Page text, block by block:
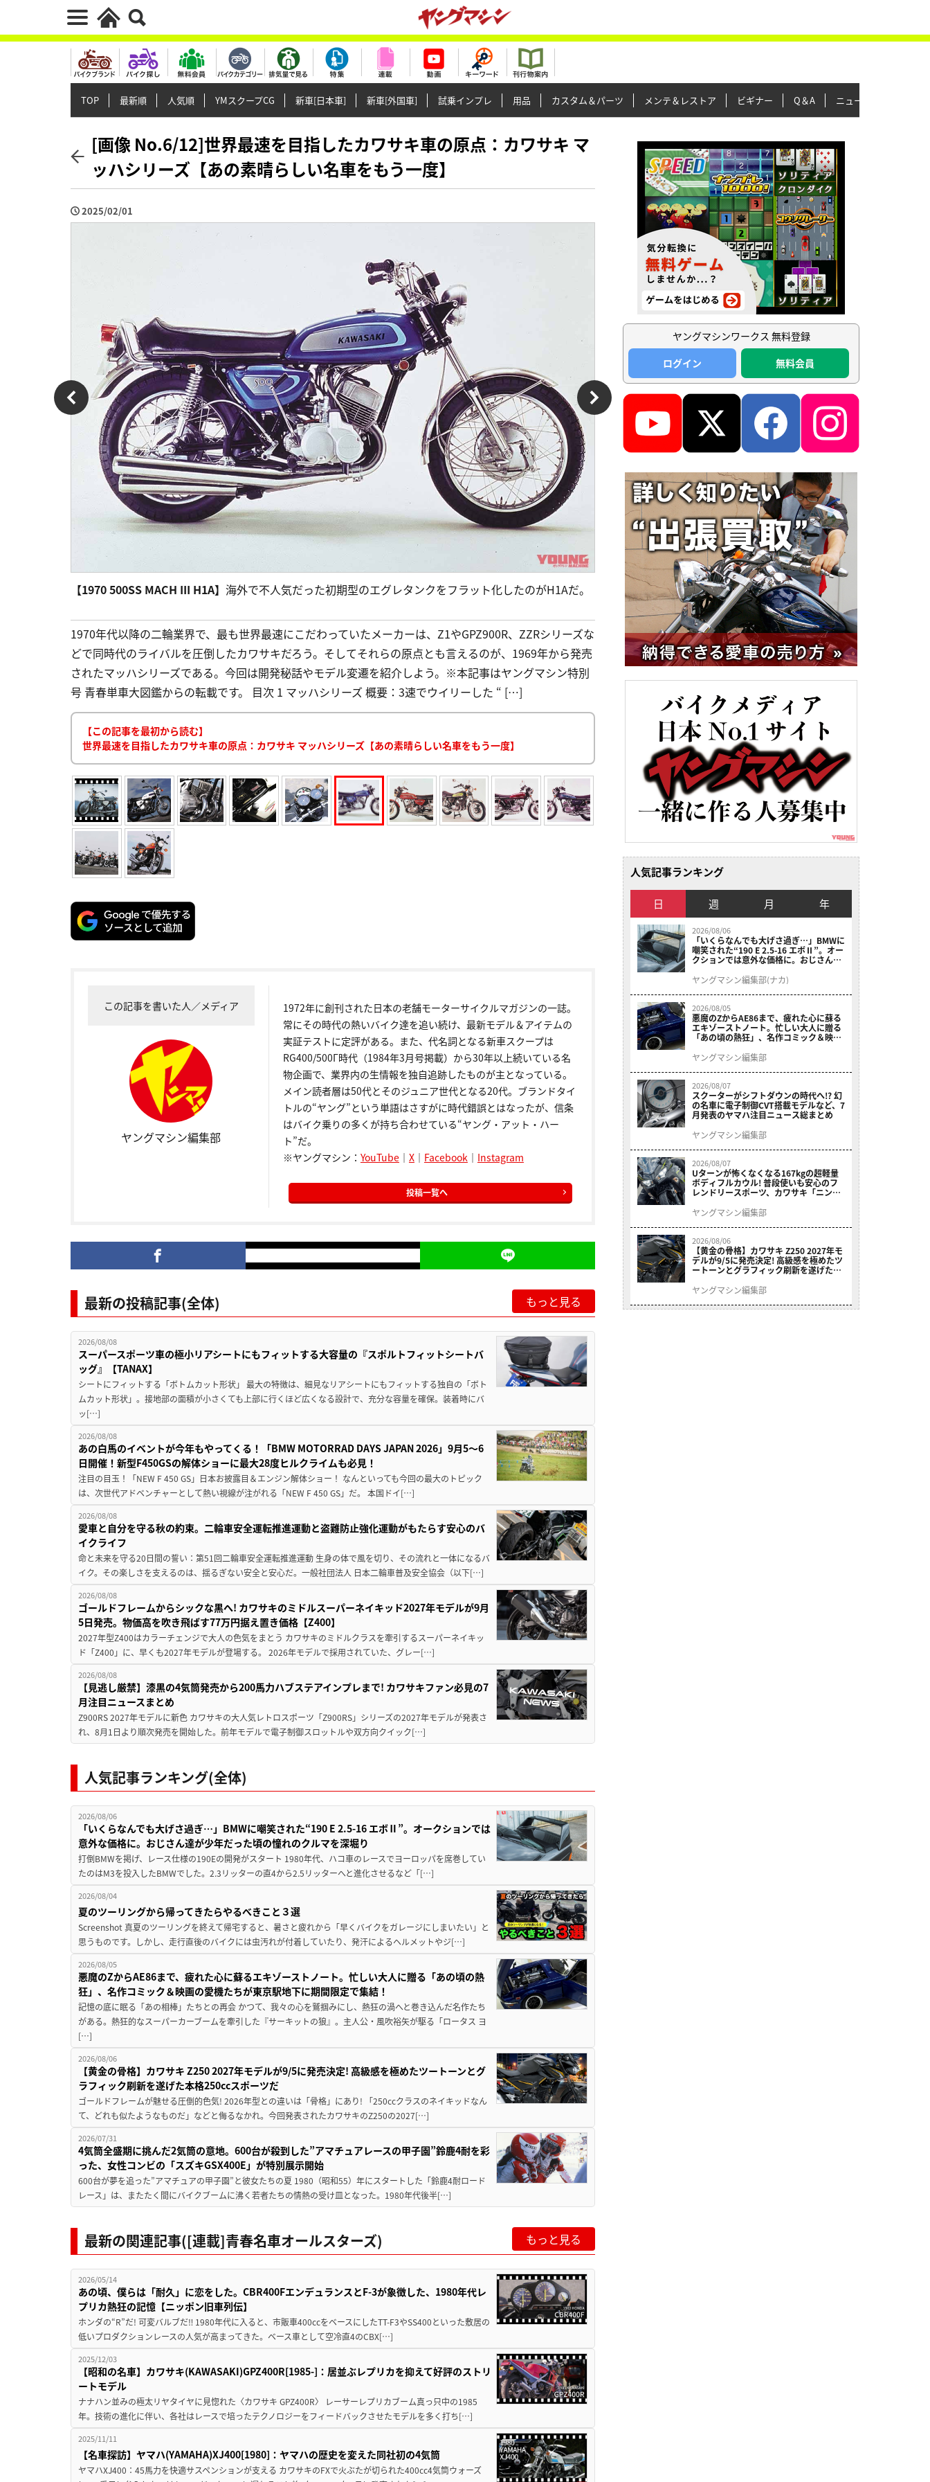
TOP 最新順 人気順 YMスクープCG 新車[日本車] 新車[外国車] 試乗インプレ 用品 カスタム＆パーツ メンテ＆レストア ビギナー Q＆A ニュース＆トピックス
[画像 No.6/12]世界最速を目指したカワサキ車の原点：カワサキ マ
ッハシリーズ【あの素晴らしい名車をもう一度】
2025/02/01
【1970 500SS MACH III H1A】 海外で不人気だった初期型のエグレタンクをフラット化したのがH1Aだ。
1970年代以降の二輪業界で、最も世界最速にこだわっていたメーカーは、Z1やGPZ900R、ZZRシリーズな
どで同時代のライバルを圧倒したカワサキだろう。そしてそれらの原点とも言えるのが、1969年から発売
されたマッハシリーズである。今回は開発秘話やモデル変遷を紹介しよう。※本記事はヤングマシン特別
号 青春単車大図鑑からの転載です。 目次 1 マッハシリーズ 概要：3速でウイリーした “ […]
【この記事を最初から読む】
世界最速を目指したカワサキ車の原点：カワサキ マッハシリーズ【あの素晴らしい名車をもう一度】
この記事を書いた人／メディア
ヤングマシン編集部
1972年に創刊された日本の老舗モーターサイクルマガジンの一誌。
常にその時代の熱いバイク達を追い続け、最新モデル＆アイテムの
実証テストに定評がある。また、代名詞となる新車スクープは
RG400/500Γ時代（1984年3月号掲載）から30年以上続いている名
物企画で、業界内の生情報を独自追跡したものが主となっている。
メイン読者層は50代とそのジュニア世代となる20代。ブランドタイ
トルの“ヤング”という単語はさすがに時代錯誤とはなったが、信条
はバイク乗りの多くが持ち合わせている“ヤング・アット・ハー
ト”だ。
※ヤングマシン： YouTube｜ X｜ Facebook｜ Instagram
投稿一覧へ
最新の投稿記事(全体) もっと見る
2026/08/08
スーパースポーツ車の極小リアシートにもフィットする大容量の『スポルトフィットシートバ
ッグ』【TANAX】
シートにフィットする「ボトムカット形状」 最大の特徴は、細見なリアシートにもフィットする独自の「ボト
ムカット形状」。接地部の面積が小さくても上部に行くほど広くなる設計で、充分な容量を確保。装着時にバ
ッ[…]
2026/08/08
あの白馬のイベントが今年もやってくる！「BMW MOTORRAD DAYS JAPAN 2026」9月5〜6
日開催！新型F450GSの解体ショーに最大28度ヒルクライムも必見！
注目の目玉！「NEW F 450 GS」日本お披露目＆エンジン解体ショー！ なんといっても今回の最大のトピック
は、次世代アドベンチャーとして熱い視線が注がれる「NEW F 450 GS」だ。 本国ドイ[…]
2026/08/08
愛車と自分を守る秋の約束。二輪車安全運転推進運動と盗難防止強化運動がもたらす安心のバ
イクライフ
命と未来を守る20日間の誓い：第51回二輪車安全運転推進運動 生身の体で風を切り、その流れと一体になるバ
イク。その楽しさを支えるのは、揺るぎない安全と安心だ。一般社団法人 日本二輪車普及安全協会（以下[…]
2026/08/08
ゴールドフレームからシックな黒へ! カワサキのミドルスーパーネイキッド2027年モデルが9月
5日発売。物価高を吹き飛ばす77万円据え置き価格【Z400】
2027年型Z400はカラーチェンジで大人の色気をまとう カワサキのミドルクラスを牽引するスーパーネイキッ
ド「Z400」に、早くも2027年モデルが登場する。 2026年モデルで採用されていた、グレー[…]
2026/08/08
【見逃し厳禁】漆黒の4気筒発売から200馬力ハブステアインプレまで! カワサキファン必見の7
月注目ニュースまとめ
Z900RS 2027年モデルに新色 カワサキの大人気レトロスポーツ「Z900RS」シリーズの2027年モデルが発表さ
れ、8月1日より順次発売を開始した。前年モデルで電子制御スロットルや双方向クイック[…]
人気記事ランキング(全体)
2026/08/06
「いくらなんでも大げさ過ぎ…」BMWに嘲笑された“190 E 2.5-16 エボⅡ”。オークションでは
意外な価格に。おじさん達が少年だった頃の憧れのクルマを深堀り
打倒BMWを掲げ、レース仕様の190Eの開発がスタート 1980年代、ハコ車のレースでヨーロッパを席巻してい
たのはM3を投入したBMWでした。2.3リッターの直4から2.5リッターへと進化させるなど「[…]
2026/08/04
夏のツーリングから帰ってきたらやるべきこと３選
Screenshot 真夏のツーリングを終えて帰宅すると、暑さと疲れから「早くバイクをガレージにしまいたい」と
思うものです。しかし、走行直後のバイクには虫汚れが付着していたり、発汗によるヘルメットやジ[…]
2026/08/05
悪魔のZからAE86まで、疲れた心に蘇るエキゾーストノート。忙しい大人に贈る「あの頃の熱
狂」、名作コミック＆映画の愛機たちが東京駅地下に期間限定で集結！
記憶の底に眠る「あの相棒」たちとの再会 かつて、我々の心を鷲掴みにし、熱狂の渦へと巻き込んだ名作たち
がある。熱狂的なスーパーカーブームを牽引した『サーキットの狼』。主人公・風吹裕矢が駆る「ロータス ヨ
[…]
2026/08/06
【黄金の骨格】カワサキ Z250 2027年モデルが9/5に発売決定! 高級感を極めたツートーンとグ
ラフィック刷新を遂げた本格250ccスポーツだ
ゴールドフレームが魅せる圧倒的色気! 2026年型との違いは「骨格」にあり! 「250ccクラスのネイキッドなん
て、どれも似たようなものだ」などと侮るなかれ。今回発表されたカワサキのZ250の2027[…]
2026/07/31
4気筒全盛期に挑んだ2気筒の意地。600台が殺到した”アマチュアレースの甲子園”鈴鹿4耐を彩
った、女性コンビの「スズキGSX400E」が特別展示開始
600台が夢を追った”アマチュアの甲子園”と彼女たちの夏 1980（昭和55）年にスタートした「鈴鹿4耐ロード
レース」は、またたく間にバイクブームに沸く若者たちの情熱の受け皿となった。1980年代後半[…]
最新の関連記事([連載]青春名車オールスターズ) もっと見る
2026/05/14
あの頃、僕らは「耐久」に恋をした。CBR400FエンデュランスとF-3が象徴した、1980年代レ
プリカ熱狂の記憶【ニッポン旧車列伝】
ホンダの“R”だ! 可変バルブだ‼ 1980年代に入ると、市販車400ccをベースにしたTT-F3やSS400といった敷居の
低いプロダクションレースの人気が高まってきた。ベース車として空冷直4のCBX[…]
2025/12/03
【昭和の名車】カワサキ(KAWASAKI)GPZ400R[1985-]：居並ぶレプリカを抑えて好評のストリ
ートモデル
ナナハン並みの極太リヤタイヤに見惚れた〈カワサキ GPZ400R〉 レーサーレプリカブーム真っ只中の1985
年。技術の進化に伴い、各社はレースで培ったテクノロジーをフィードバックさせたモデルを多く打ち[…]
2025/11/11
【名車探訪】ヤマハ(YAMAHA)XJ400[1980]：ヤマハの歴史を変えた同社初の4気筒
ヤマハXJ400：45馬力を快適サスペンションが支える カワサキのFXで火ぶたが切られた400cc4気筒ウォーズ
ヤングマシンワークス 無料登録
ログイン
無料会員
人気記事ランキング
日 週 月 年
2026/08/06
「いくらなんでも大げさ過ぎ…」BMWに
嘲笑された“190 E 2.5-16 エボⅡ”。オー
クションでは意外な価格に。おじさん達
ヤングマシン編集部(ナカ)
2026/08/05
悪魔のZからAE86まで、疲れた心に蘇る
エキゾーストノート。忙しい大人に贈る
「あの頃の熱狂」、名作コミック＆映画
結！
ヤングマシン編集部
2026/08/07
スクーターがシフトダウンの時代へ!? 幻
の名車に電子制御CVT搭載モデルなど、7
月発表のヤマハ注目ニュース総まとめ
ヤングマシン編集部
2026/08/07
Uターンが怖くなくなる167kgの超軽量
ボディフルカウル! 普段使いも安心のフ
レンドリースポーツ、カワサキ「ニンジ
9/5発売
ヤングマシン編集部
2026/08/06
【黄金の骨格】カワサキ Z250 2027年モ
デルが9/5に発売決定! 高級感を極めたツ
ートーンとグラフィック刷新を遂げた本
ヤングマシン編集部